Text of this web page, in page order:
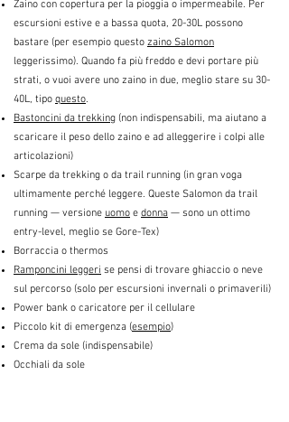
Zaino con copertura per la pioggia o impermeabile. Per
escursioni estive e a bassa quota, 20-30L possono
bastare (per esempio questo zaino Salomon
leggerissimo). Quando fa più freddo e devi portare più
strati, o vuoi avere uno zaino in due, meglio stare su 30-
40L, tipo questo.
Bastoncini da trekking (non indispensabili, ma aiutano a
scaricare il peso dello zaino e ad alleggerire i colpi alle
articolazioni)
Scarpe da trekking o da trail running (in gran voga
ultimamente perché leggere. Queste Salomon da trail
running — versione uomo e donna — sono un ottimo
entry-level, meglio se Gore-Tex)
Borraccia o thermos
Ramponcini leggeri se pensi di trovare ghiaccio o neve
sul percorso (solo per escursioni invernali o primaverili)
Power bank o caricatore per il cellulare
Piccolo kit di emergenza (esempio)
Crema da sole (indispensabile)
Occhiali da sole